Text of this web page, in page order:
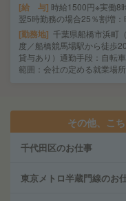
給 与 時給1500円※実働8
翌5時勤務の場合25％割増
勤務地 千葉県船橋市浜町
度／船橋競馬場駅から徒歩
貸与あり）通勤手段：自転
範囲：会社の定める就業場所
その他、こ
千代田区のお仕事
東京メトロ半蔵門線のお